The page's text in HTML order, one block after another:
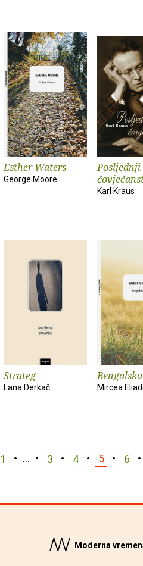
Esther Waters
George Moore
Karl Kraus
Strateg
Lana Derkač Mircea
1 … 3 4 5 6
Moderna